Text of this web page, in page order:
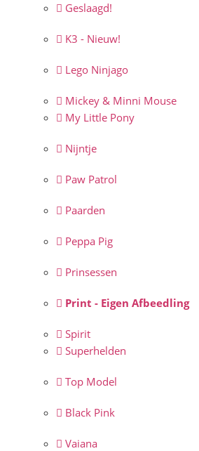
Geslaagd!
K3 - Nieuw!
Lego Ninjago
Mickey & Minni Mouse
My Little Pony
Nijntje
Paw Patrol
Paarden
Peppa Pig
Prinsessen
Print - Eigen Afbeedling
Spirit
Superhelden
Top Model
Black Pink
Vaiana